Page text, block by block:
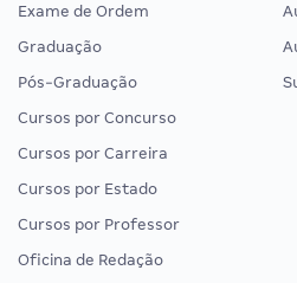
Exame de Ordem
Graduação
Pós-Graduação
Cursos por Concurso
Cursos por Carreira
Cursos por Estado
Cursos por Professor
Oficina de Redação